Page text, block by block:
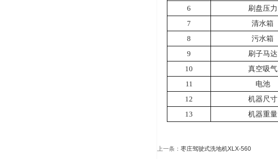
6
刷盘压力
7
清水箱
8
污水箱
9
刷子马达
10
真空吸气
11
电池
12
机器尺寸
13
机器重量
上一条： 枣庄驾驶式洗地机XLX-560